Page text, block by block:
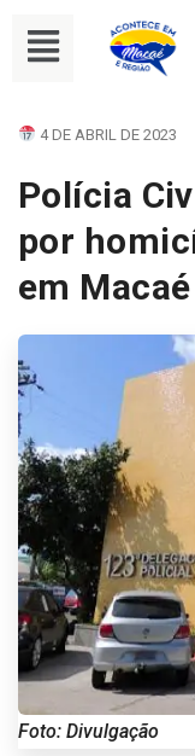
4 DE ABRIL DE 2023
Polícia
por
em Macaé
Foto: Divulgação